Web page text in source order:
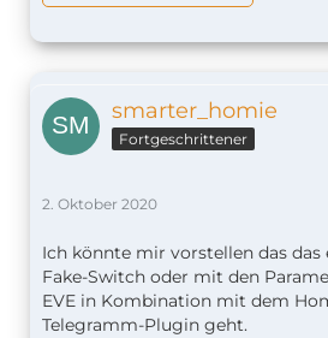
smarter_homie
Fortgeschrittener
2. Oktober 2020
Ich könnte mir vorstellen das
Fake-Switch oder mit den
EVE in Kombination mit dem
Telegramm-Plugin geht.